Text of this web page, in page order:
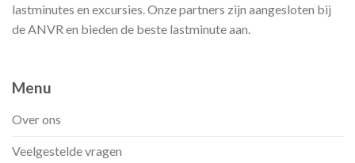
lastminutes en excursies. Onze partners zijn aangesloten bij
de ANVR en bieden de beste lastminute aan.
Menu
Over ons
Veelgestelde vragen